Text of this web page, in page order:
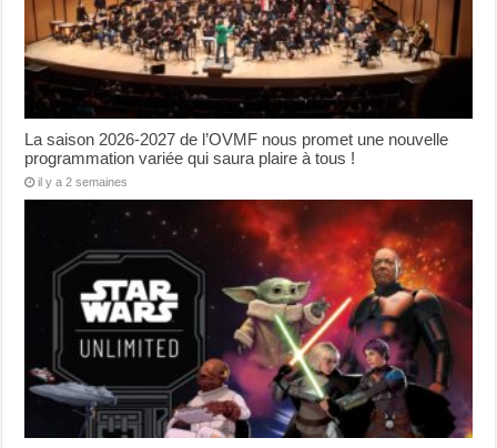
La saison 2026-2027 de l’OVMF nous promet une nouvelle
programmation variée qui saura plaire à tous !
il y a 2 semaines